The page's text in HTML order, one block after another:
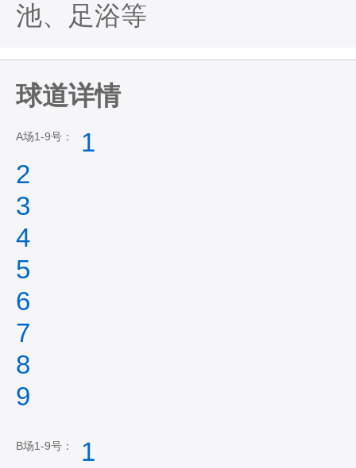
池、足浴等
球道详情
A场1-9号：
1
2
3
4
5
6
7
8
9
B场1-9号：
1